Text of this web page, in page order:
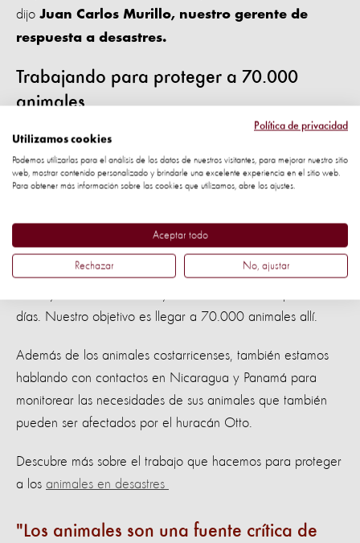
dijo Juan Carlos Murillo, nuestro gerente de
respuesta a desastres.
Trabajando para proteger a 70.000
animales
El huracán puso a los animales en riesgo de trauma,
lesiones y ahogamiento. Los sobrevivientes son vulnerables
a enfermedades, parásitos e infecciones bacterianas.
Estamos coordinando con la Comisión Nacional de
Emergencia, el Servicio Nacional de Salud Animal
(SENASA) y otras organizaciones de expertos para brindar
días. Nuestro objetivo es llegar a 70.000 animales allí.
Además de los animales costarricenses, también estamos
hablando con contactos en Nicaragua y Panamá para
monitorear las necesidades de sus animales que también
pueden ser afectados por el huracán Otto.
Descubre más sobre el trabajo que hacemos para proteger
a los animales en desastres
Los animales son una fuente crítica de
Política de privacidad
Utilizamos cookies
Podemos utilizarlas para el análisis de los datos de nuestros visitantes, para mejorar nuestro sitio
web, mostrar contenido personalizado y brindarle una excelente experiencia en el sitio web.
Para obtener más información sobre las cookies que utilizamos, abre los ajustes.
Aceptar todo
Rechazar No, ajustar